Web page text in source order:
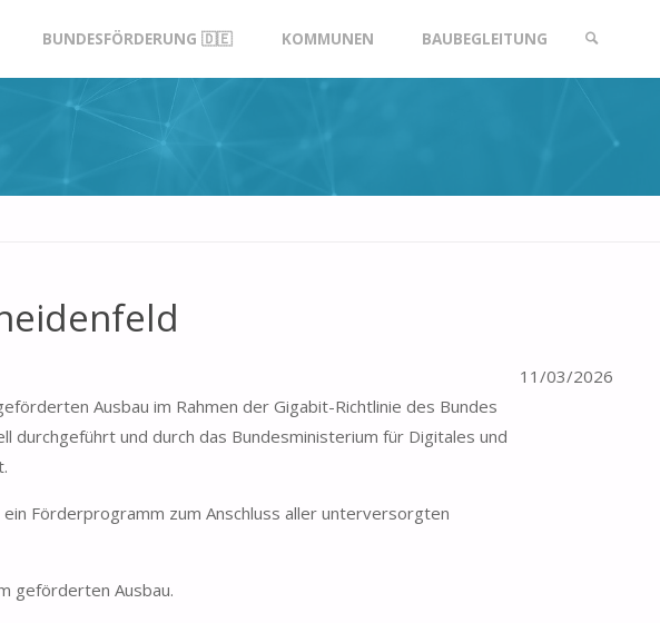
BUNDESFÖRDERUNG 🇩🇪 KOMMUNEN BAUBEGLEITUNG
11/03/2026
Ausbau im Rahmen der Gigabit-Richtlinie des Bundes
durchgeführt und durch das Bundesministerium für Digitales und
Förderprogramm zum Anschluss aller unterversorgten
geförderten Ausbau.